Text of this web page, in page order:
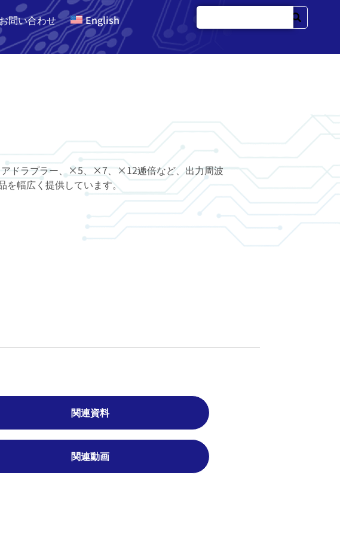
問い合わせ English
ドラプラー、×5、×7、×12逓倍など、出力周波
を幅広く提供しています。
関連資料
関連動画